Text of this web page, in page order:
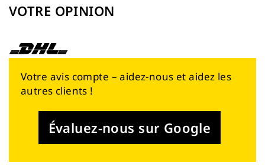
VOTRE OPINION
Votre avis compte – aidez-nous et aidez les
autres clients !
Évaluez-nous sur Google